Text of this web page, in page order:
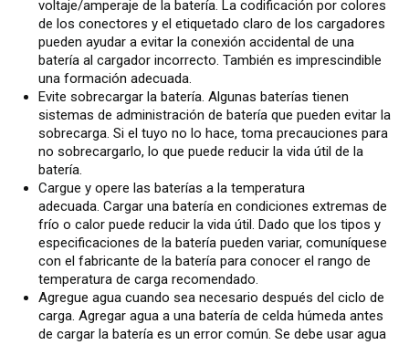
voltaje/amperaje de la batería. La codificación por colores
de los conectores y el etiquetado claro de los cargadores
pueden ayudar a evitar la conexión accidental de una
batería al cargador incorrecto. También es imprescindible
una formación adecuada.
Evite sobrecargar la batería. Algunas baterías tienen
sistemas de administración de batería que pueden evitar la
sobrecarga. Si el tuyo no lo hace, toma precauciones para
no sobrecargarlo, lo que puede reducir la vida útil de la
batería.
Cargue y opere las baterías a la temperatura
adecuada. Cargar una batería en condiciones extremas de
frío o calor puede reducir la vida útil. Dado que los tipos y
especificaciones de la batería pueden variar, comuníquese
con el fabricante de la batería para conocer el rango de
temperatura de carga recomendado.
Agregue agua cuando sea necesario después del ciclo de
carga. Agregar agua a una batería de celda húmeda antes
de cargar la batería es un error común. Se debe usar agua